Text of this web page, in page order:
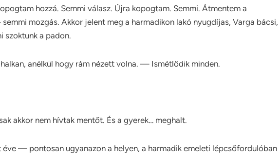
hozzá. Semmi válasz. Újra kopogtam. Semmi. Átmentem a
mozgás. Akkor jelent meg a harmadikon lakó nyugdíjas, Varga bácsi,
szoktunk a padon.
anélkül hogy rám nézett volna. — Ismétlődik minden.
akkor nem hívtak mentőt. És a gyerek… meghalt.
éve — pontosan ugyanazon a helyen, a harmadik emeleti lépcsőfordulóban